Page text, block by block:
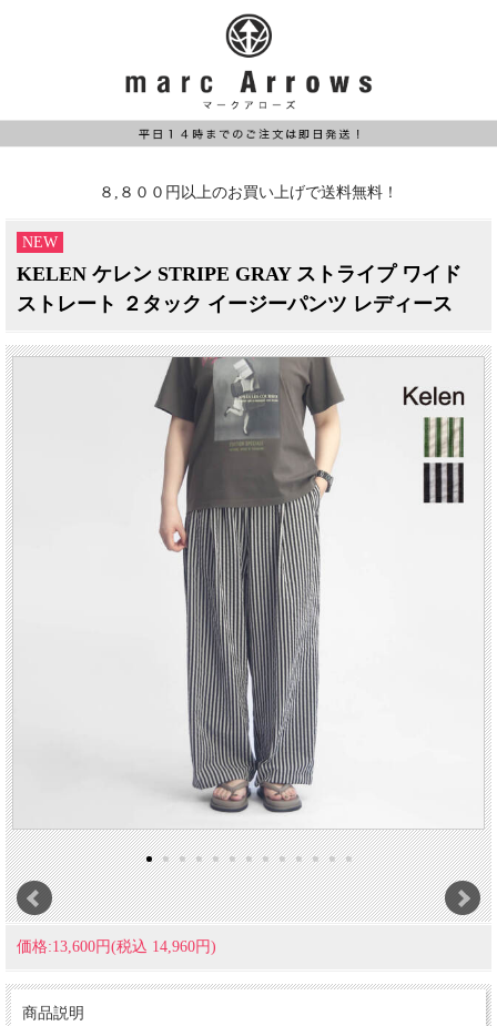
８,８００円以上のお買い上げで送料無料！
NEW
KELEN ケレン STRIPE GRAY ストライプ ワイド
ストレート ２タック イージーパンツ レディース
価格:13,600円(税込 14,960円)
商品説明